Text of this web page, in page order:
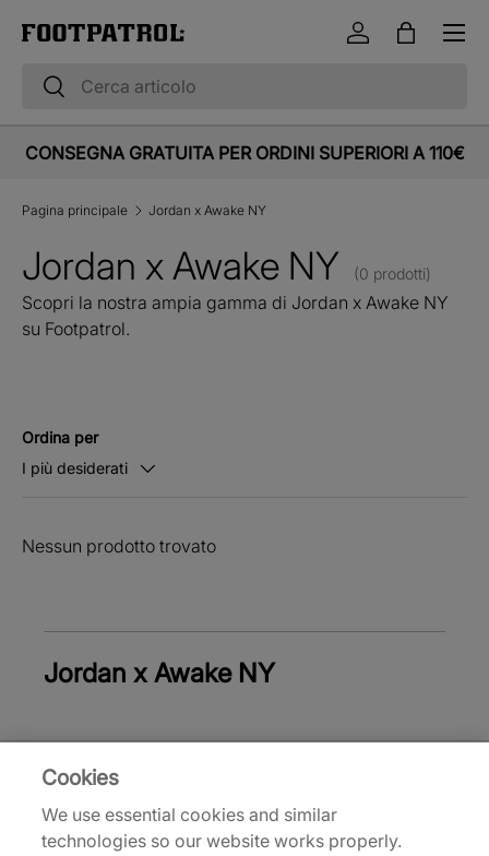
Vai al contenuto
CercaCerca
AccediBorsa
Menu
CONSEGNA GRATUITA PER ORDINI SUPERIORI A 110€
Pagina principale Jordan x Awake NY
Jordan x Awake NY (0 prodotti)
Scopri la nostra ampia gamma di Jordan x Awake NY
su Footpatrol.
Ordina per
I più desiderati
Nessun prodotto trovato
Jordan x Awake NY
Cookies
We use essential cookies and similar
technologies so our website works properly.